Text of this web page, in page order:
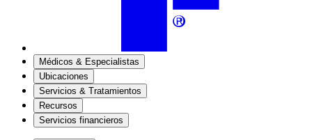
Médicos & Especialistas
Ubicaciones
Servicios & Tratamientos
Recursos
Servicios financieros